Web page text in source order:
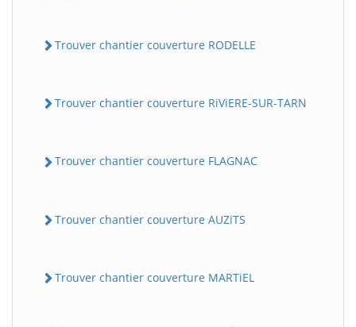
Trouver chantier couverture RODELLE
Trouver chantier couverture RiViERE-SUR-TARN
Trouver chantier couverture FLAGNAC
Trouver chantier couverture AUZiTS
Trouver chantier couverture MARTiEL